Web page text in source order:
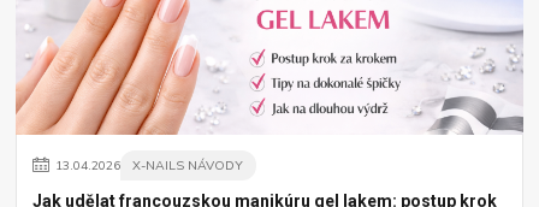
13.04.2026 X-NAILS NÁVODY
Jak udělat francouzskou manikúru gel lakem: postup krok